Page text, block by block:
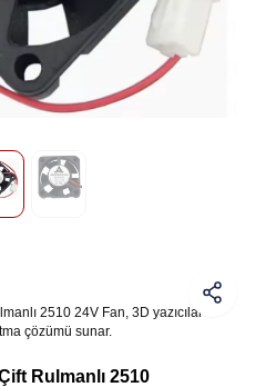
2510 24V Fan, 3D yazıcılar
çözümü sunar.
Rulmanlı 2510